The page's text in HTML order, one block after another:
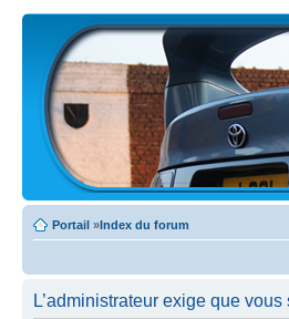
Portail »Index du forum
L’administrateur exige que